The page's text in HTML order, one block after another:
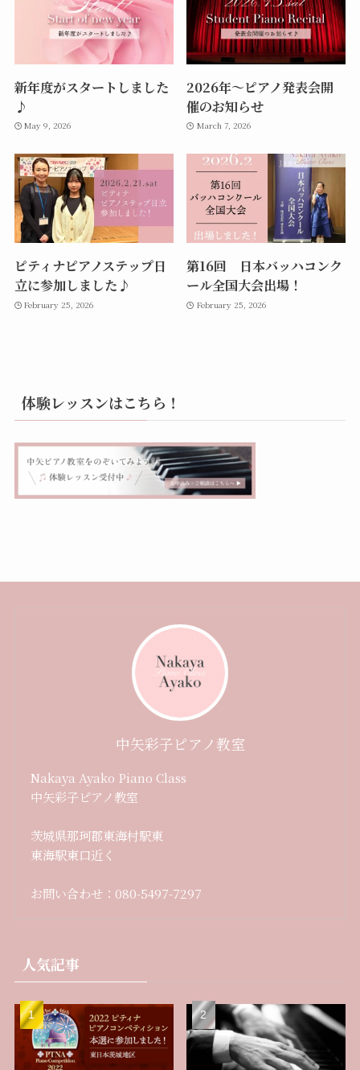
新年度がスタートしました
♪
May 9, 2026
2026年〜ピアノ発表会開
催のお知らせ
March 7, 2026
ピティナピアノステップ日
立に参加しました♪
February 25, 2026
第16回 日本バッハコンク
ール全国大会出場！
February 25, 2026
体験レッスンはこちら！
中矢彩子ピアノ教室
Nakaya Ayako Piano Class
中矢彩子ピアノ教室
茨城県那珂郡東海村駅東
東海駅東口近く
お問い合わせ：080-5497-7297
人気記事